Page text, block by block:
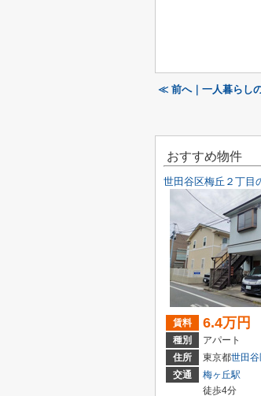
≪ 前へ｜一人暮らし
おすすめ物件
世田谷区梅丘２丁目
賃料 6.4万円
種別
アパート
住所
東京都世田谷
交通
梅ヶ丘駅
徒歩4分